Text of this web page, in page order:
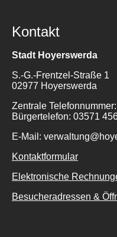
Kontakt
Stadt Hoyerswerda
S.-G.-Frentzel-Straße 1
02977 Hoyerswerda
Zentrale
Bürgertelefon: 03571
E-Mail:
Kontaktformular
Elektronische
Besucheradressen &